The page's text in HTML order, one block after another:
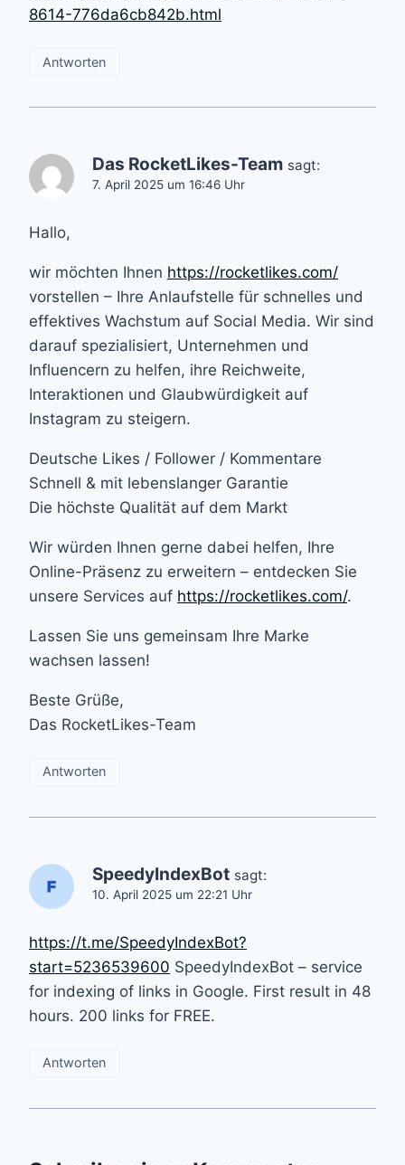
8614-776da6cb842b.html
Antworten
Das RocketLikes-Team sagt:
7. April 2025 um 16:46 Uhr
Hallo,
wir möchten Ihnen https://rocketlikes.com/
vorstellen – Ihre Anlaufstelle für schnelles und
effektives Wachstum auf Social Media. Wir sind
darauf spezialisiert, Unternehmen und
Influencern zu helfen, ihre Reichweite,
Interaktionen und Glaubwürdigkeit auf
Instagram zu steigern.
Deutsche Likes / Follower / Kommentare
Schnell & mit lebenslanger Garantie
Die höchste Qualität auf dem Markt
Wir würden Ihnen gerne dabei helfen, Ihre
Online-Präsenz zu erweitern – entdecken Sie
unsere Services auf https://rocketlikes.com/.
Lassen Sie uns gemeinsam Ihre Marke
wachsen lassen!
Beste Grüße,
Das RocketLikes-Team
Antworten
SpeedyIndexBot sagt:
10. April 2025 um 22:21 Uhr
https://t.me/SpeedyIndexBot?
start=5236539600 SpeedyIndexBot – service
for indexing of links in Google. First result in 48
hours. 200 links for FREE.
Antworten